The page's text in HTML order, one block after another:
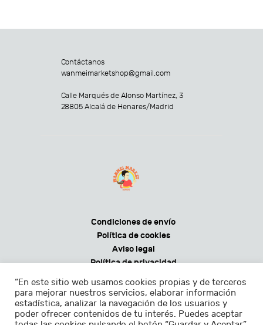
Contáctanos
wanmeimarketshop@gmail.com
Calle Marqués de Alonso Martínez, 3
28805 Alcalá de Henares/Madrid
Condiciones de envío
Política de cookies
Aviso legal
Política de privacidad
“En este sitio web usamos cookies propias y de terceros
para mejorar nuestros servicios, elaborar información
estadística, analizar la navegación de los usuarios y
poder ofrecer contenidos de tu interés. Puedes aceptar